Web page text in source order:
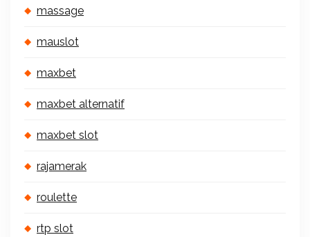
massage
mauslot
maxbet
maxbet alternatif
maxbet slot
rajamerak
roulette
rtp slot